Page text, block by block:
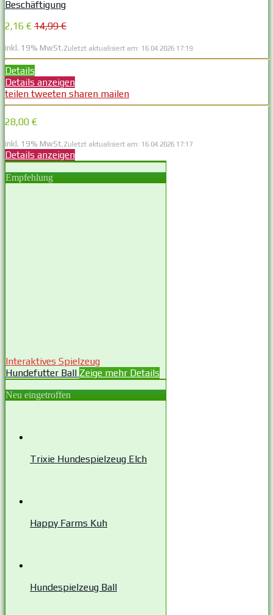
Beschäftigung
2,16 € 14,99 €
inkl. 19% MwSt.Zuletzt aktualisiert am: 16.04.2026 17:19
Details
Details anzeigen
teilen tweeten sharen mailen
28,00 €
inkl. 19% MwSt.Zuletzt aktualisiert am: 16.04.2026 17:17
Details anzeigen
Empfehlung
Interaktives Spielzeug
Hundefutter Ball Zeige mehr Details
Neu eingetroffen
Trixie Hundespielzeug Elch
Happy Farms Kuh
Hundespielzeug Ball